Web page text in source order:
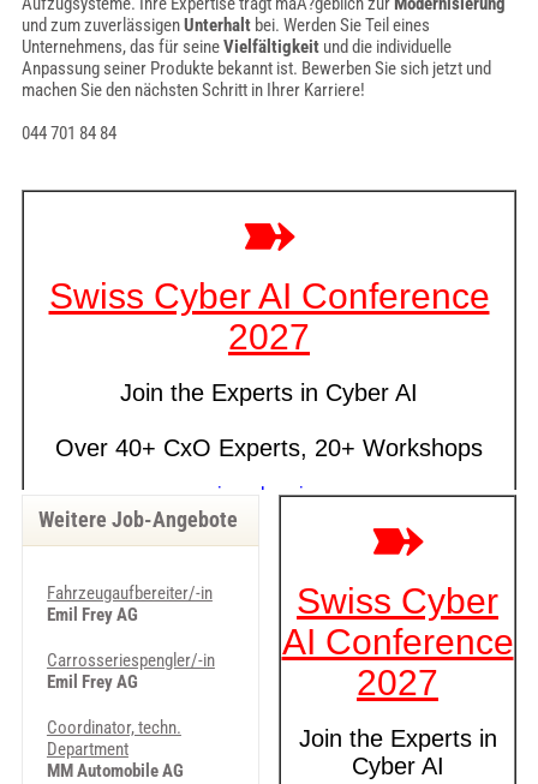
und zum zuverlässigenUnterhaltbei. Werden Sie Teil eines
Unternehmens, das für seineVielfältigkeitund die individuelle
Anpassung seiner Produkte bekannt ist. Bewerben Sie sich jetzt und
machen Sie den nächsten Schritt in Ihrer Karriere!
044 701 84 84
Weitere Job-Angebote
Fahrzeugaufbereiter/-in
Emil Frey AG
Carrosseriespengler/-in
Emil Frey AG
Coordinator, techn.
Department
MM Automobile AG